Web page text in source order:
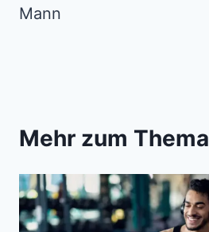
Mann
Mehr zum Thema